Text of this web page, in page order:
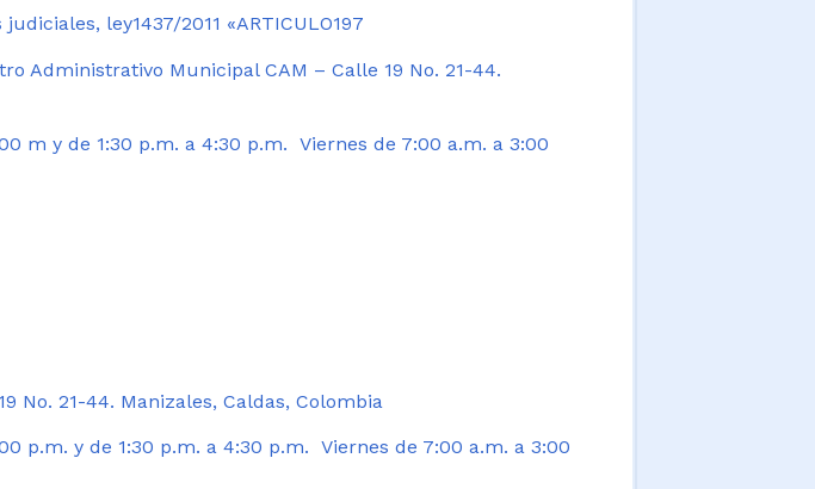
ley1437/2011 «ARTICULO197
Administrativo Municipal CAM – Calle 19 No. 21-44.
m y de 1:30 p.m. a 4:30 p.m. Viernes de 7:00 a.m. a 3:00
No. 21-44. Manizales, Caldas, Colombia
p.m. y de 1:30 p.m. a 4:30 p.m. Viernes de 7:00 a.m. a 3:00